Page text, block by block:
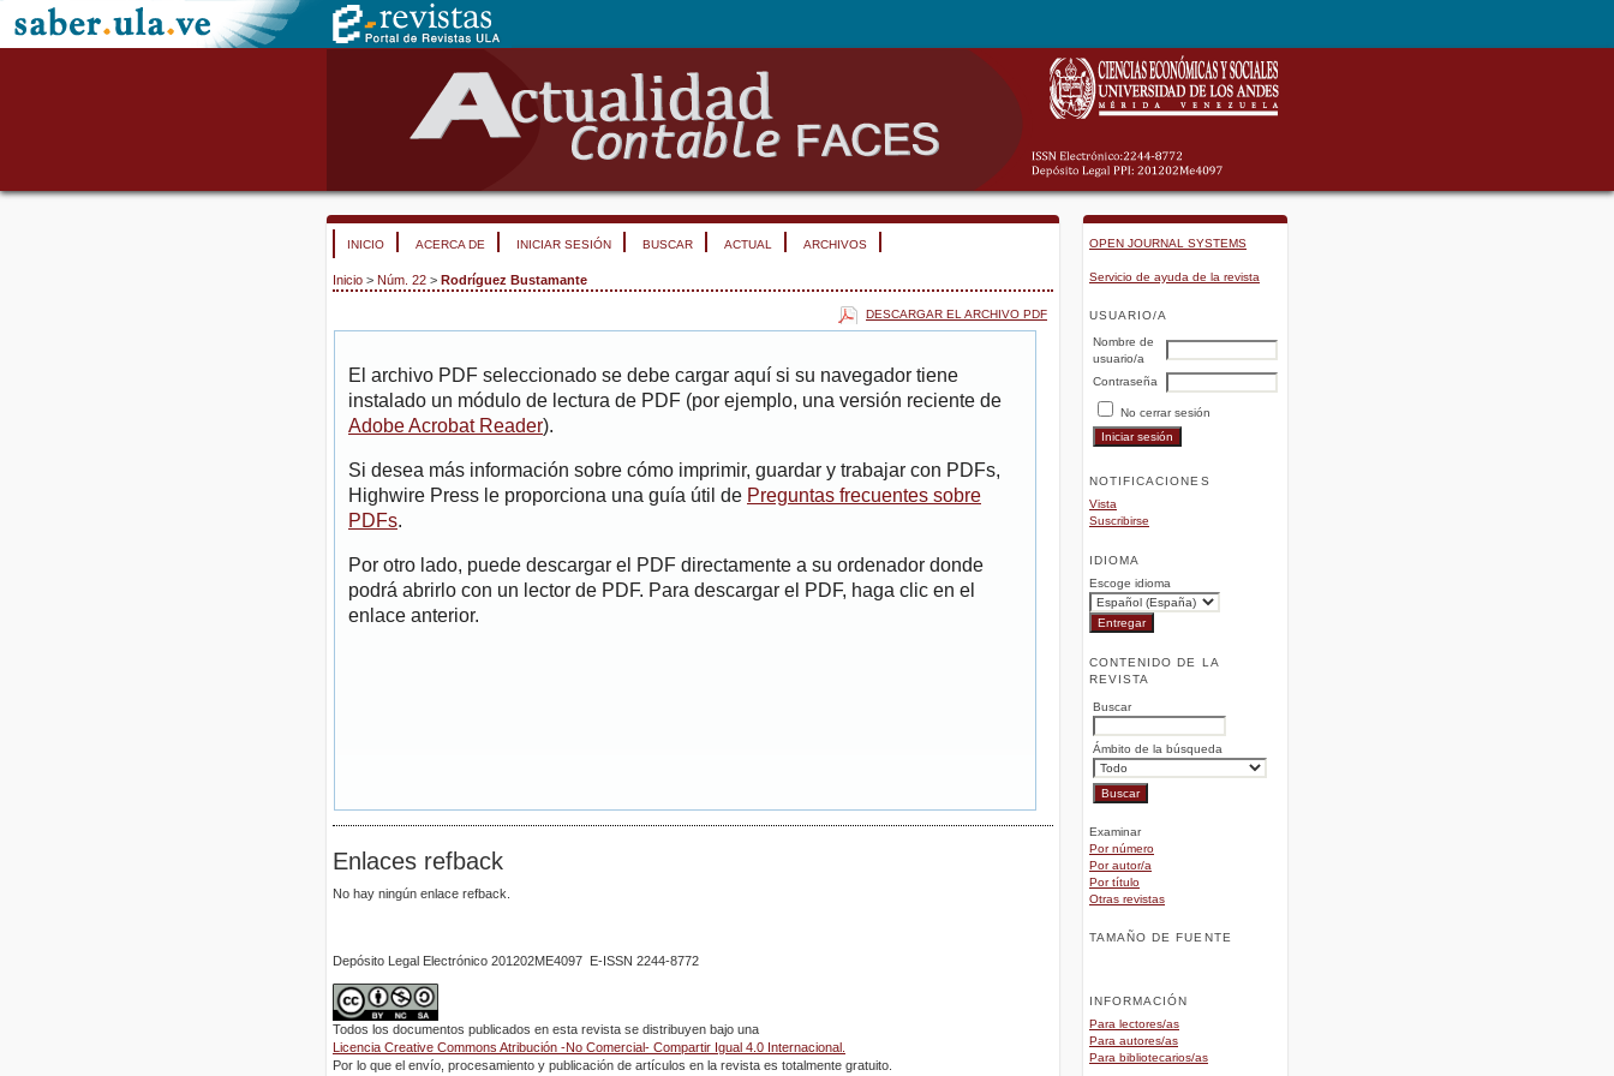
OPEN JOURNAL SYSTEMS
Servicio de ayuda de la revista
USUARIO/A
Nombre de
usuario/a
Contraseña
No cerrar sesión
NOTIFICACIONES
Vista
Suscribirse
IDIOMA
Escoge idioma
CONTENIDO DE LA
REVISTA
Buscar
Ámbito de la búsqueda
Examinar
Por número
Por autor/a
Por título
Otras revistas
TAMAÑO DE FUENTE
INFORMACIÓN
Para lectores/as
Para autores/as
Para bibliotecarios/as
INICIO ACERCA DE INICIAR SESIÓN BUSCAR ACTUAL ARCHIVOS
Inicio > Núm. 22 > Rodríguez Bustamante
DESCARGAR EL ARCHIVO PDF
El archivo PDF seleccionado se debe cargar aquí si su navegador tiene
instalado un módulo de lectura de PDF (por ejemplo, una versión reciente de
Adobe Acrobat Reader).
Si desea más información sobre cómo imprimir, guardar y trabajar con PDFs,
Highwire Press le proporciona una guía útil de Preguntas frecuentes sobre
PDFs.
Por otro lado, puede descargar el PDF directamente a su ordenador donde
podrá abrirlo con un lector de PDF. Para descargar el PDF, haga clic en el
enlace anterior.
Enlaces refback
No hay ningún enlace refback.
Depósito Legal Electrónico 201202ME4097 E-ISSN 2244-8772
Todos los documentos publicados en esta revista se distribuyen bajo una
Licencia Creative Commons Atribución -No Comercial- Compartir Igual 4.0 Internacional.
Por lo que el envío, procesamiento y publicación de artículos en la revista es totalmente gratuito.